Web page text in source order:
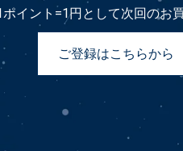
イント=1円として次回のお
ご登録はこちらから